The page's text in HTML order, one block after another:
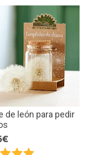
de león para pedir